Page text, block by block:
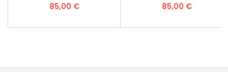
Prix
85,00 € Prix
85,00 €